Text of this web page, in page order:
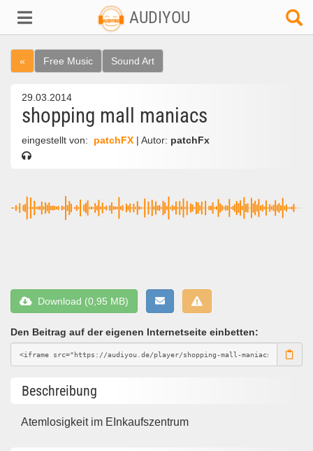
AUDIYOU
« Free Music Sound Art
29.03.2014
shopping mall maniacs
eingestellt von: patchFX | Autor: patchFx
Download (0,95 MB)
Den Beitrag auf der eigenen Internetseite einbetten:
Beschreibung
Atemlosigkeit im EInkaufszentrum